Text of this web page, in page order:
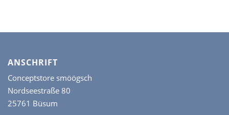
werden
ANSCHRIFT
Conceptstore smöögsch
Nordseestraße 80
25761 Büsum